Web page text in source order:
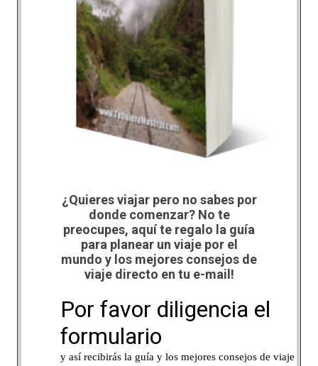
¿Quieres viajar pero no sabes por
donde comenzar? No te
preocupes, aquí te regalo la guía
para planear un viaje por el
mundo y los mejores consejos de
viaje directo en tu e-mail!